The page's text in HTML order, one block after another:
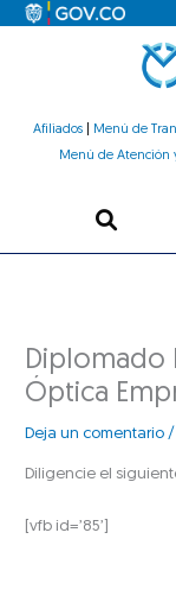
Afiliados| Menú de
Menú de Atención
Diplomado
Óptica
Deja un comentario
Diligencie el
[vfb id=’85’]